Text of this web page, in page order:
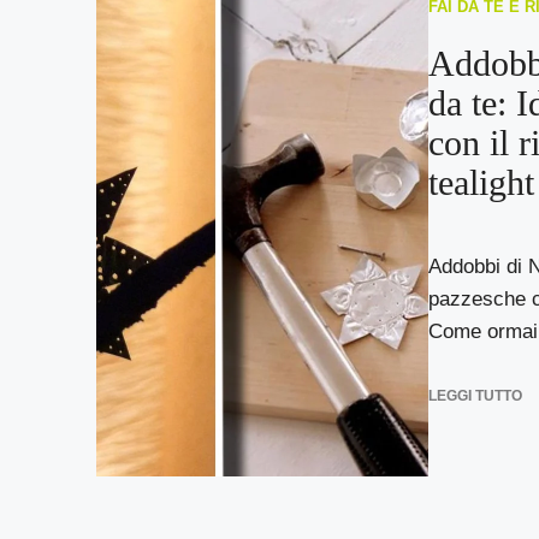
FAI DA TE E
da te:
con il
tealight
Addobbi di
pazzesche
Come
LEGGI TUTTO